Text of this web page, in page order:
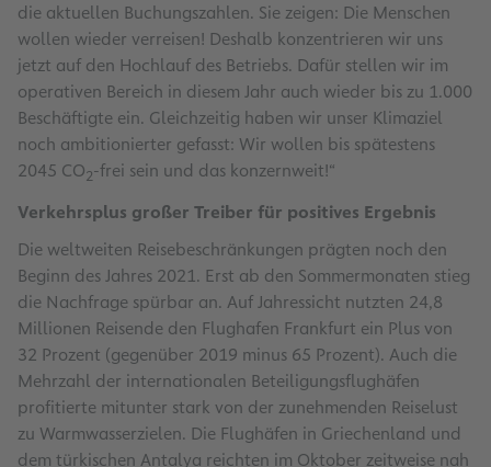
die aktuellen Buchungszahlen. Sie zeigen: Die Menschen
wollen wieder verreisen! Deshalb konzentrieren wir uns
jetzt auf den Hochlauf des Betriebs. Dafür stellen wir im
operativen Bereich in diesem Jahr auch wieder bis zu 1.000
Beschäftigte ein. Gleichzeitig haben wir unser Klimaziel
noch ambitionierter gefasst: Wir wollen bis spätestens
2045 CO2-frei sein und das konzernweit!“
Verkehrsplus großer Treiber für positives Ergebnis
Die weltweiten Reisebeschränkungen prägten noch den
Beginn des Jahres 2021. Erst ab den Sommermonaten stieg
die Nachfrage spürbar an. Auf Jahressicht nutzten 24,8
Millionen Reisende den Flughafen Frankfurt ein Plus von
32 Prozent (gegenüber 2019 minus 65 Prozent). Auch die
Mehrzahl der internationalen Beteiligungsflughäfen
profitierte mitunter stark von der zunehmenden Reiselust
zu Warmwasserzielen. Die Flughäfen in Griechenland und
dem türkischen Antalya reichten im Oktober zeitweise nah